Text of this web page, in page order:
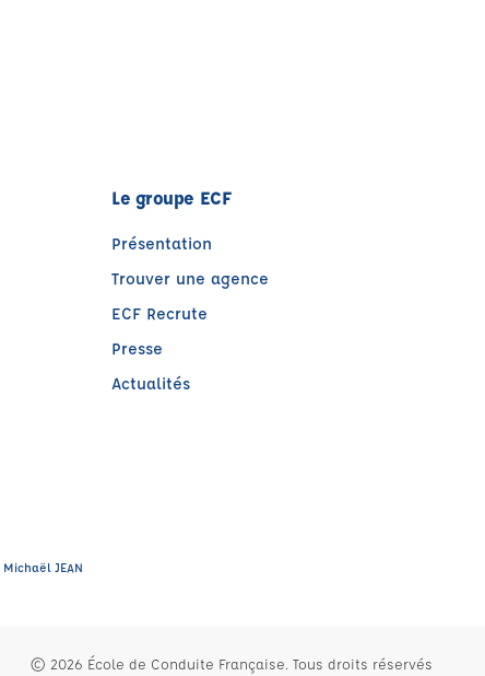
Le groupe ECF
Présentation
Trouver une agence
ECF Recrute
Presse
Actualités
Michaël JEAN
© 2026 École de Conduite Française. Tous droits réservés